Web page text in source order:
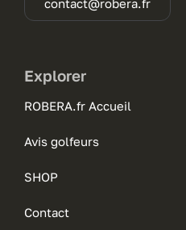
contact@robera.fr
Explorer
ROBERA.fr Accueil
Avis golfeurs
SHOP
Contact